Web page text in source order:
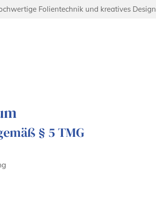
Folientechnik und kreatives Design
§ 5 TMG